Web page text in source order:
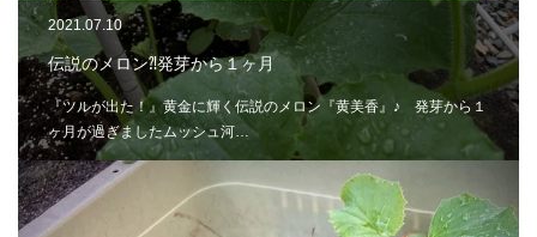
2021.07.10
伝説のメロン⁈発芽から１ヶ月
『ツルが出た！』黄金に輝く伝説のメロン『黄美香』♪ 発芽から１
ヶ月が過ぎましたムッシュ河…